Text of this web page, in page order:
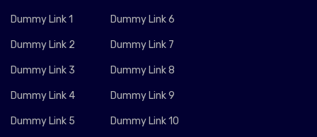
Dummy Link 1
Dummy Link 2
Dummy Link 3
Dummy Link 4
Dummy Link 5
Dummy Link 6
Dummy Link 7
Dummy Link 8
Dummy Link 9
Dummy Link 10